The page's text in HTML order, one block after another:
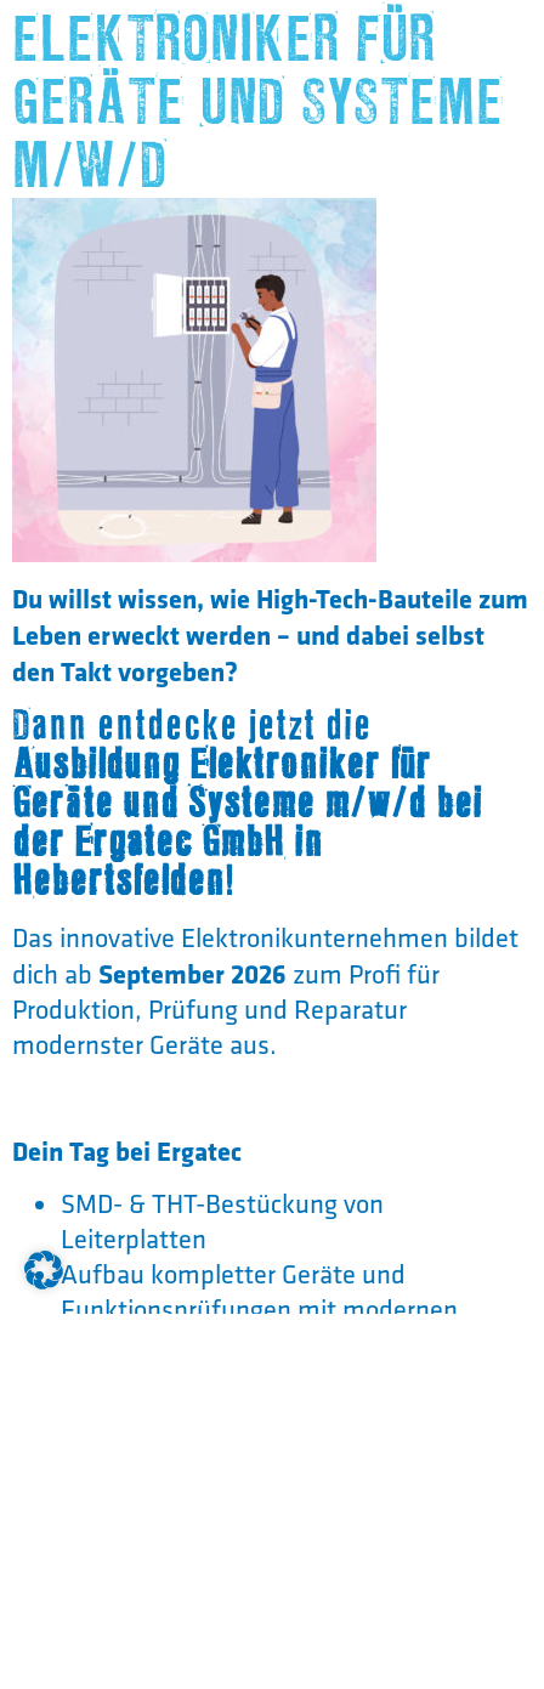
ELEKTRONIKER FÜR
GERÄTE UND SYSTEME
M/W/D
Du willst wissen, wie High-Tech-Bauteile zum
Leben erweckt werden – und dabei selbst
den Takt vorgeben?
Dann entdecke jetzt die
Ausbildung Elektroniker für
Geräte und Systeme m/w/d bei
der Ergatec GmbH in
Hebertsfelden!
Das innovative Elektronikunternehmen bildet
dich ab September 2026 zum Profi für
Produktion, Prüfung und Reparatur
modernster Geräte aus.
Dein Tag bei Ergatec
SMD- & THT-Bestückung von
Leiterplatten
Aufbau kompletter Geräte und
Funktionsprüfungen mit modernen